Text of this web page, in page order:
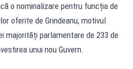
o nominalizare pentru funcția de
oferite de Grindeanu, motivul
majorități parlamentare de 233 de
unui nou Guvern.